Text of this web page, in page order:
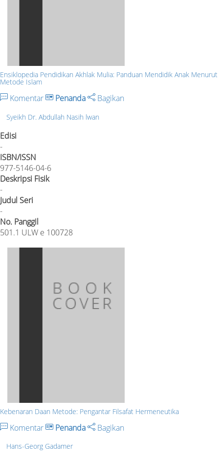
Ensiklopedia Pendidikan Akhlak Mulia: Panduan Mendidik Anak Menurut
Metode Islam
Komentar Penanda Bagikan
Syeikh Dr. Abdullah Nasih lwan
Edisi
-
ISBN/ISSN
977-5146-04-6
Deskripsi Fisik
-
Judul Seri
-
No. Panggil
501.1 ULW e 100728
Kebenaran Daan Metode: Pengantar Filsafat Hermeneutika
Komentar Penanda Bagikan
Hans-Georg Gadamer